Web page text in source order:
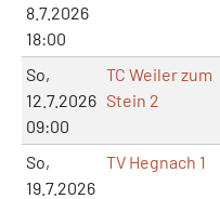
8.7.2026
18:00
So,
12.7.2026
09:00
TC Weiler zum
Stein 2
So,
19.7.2026
TV Hegnach 1